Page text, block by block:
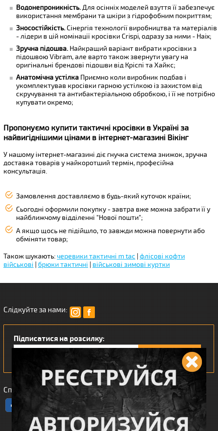
Водонепроникність.Для осінніх моделей взуття її забезпечує
використання мембрани та шкіри з гідрофобним покриттям;
Зносостійкість.Cінергія технології виробництва та матеріалів
- лідери в цій номінації кросівки Crispi, одразу за ними - Haix;
Зручна підошва. Найкращий варіант вибрати кросівки з
підошвою Vibram, але варто також звернути увагу на
оригінальні брендові підошви від Кріспі та Хайкс;
Анатомічна устілка Приємно коли виробник подбав і
укомплектував кросівки гарною устілкою із захистом від
скручування та антибактеріальною обробкою, і її не потрібно
купувати окремо;
Пропонуємо купити тактичні кросівки в Україні за
найвигіднішими цінами в інтернет-магазині Вікінг
У нашому інтернет-магазині діє гнучка система знижок, зручна
доставка товарів у найкоротший термін, професійна
консультація.
Замовлення доставляємо в будь-який куточок країни;
Сьогодні оформили покупку - завтра вже можна забрати її у
найближчому відділенні "Нової пошти";
А якщо щось не підійшло, то завжди можна повернути або
обміняти товар;
Також шукають:черевики тактичні m tac флісові кофти
військові
брюки тактичні військові зимові куртки
Слідкуйте за нами:
Підписатися на розсилку:
Сподобався наш інтернет магазин?